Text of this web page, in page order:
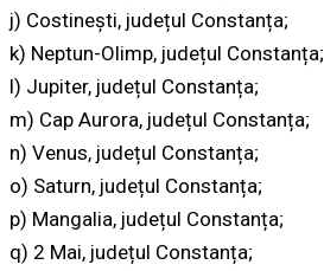
j) Costinești, județul Constanța;
k) Neptun-Olimp, județul Constanța;
l) Jupiter, județul Constanța;
m) Cap Aurora, județul Constanța;
n) Venus, județul Constanța;
o) Saturn, județul Constanța;
p) Mangalia, județul Constanța;
q) 2 Mai, județul Constanța;